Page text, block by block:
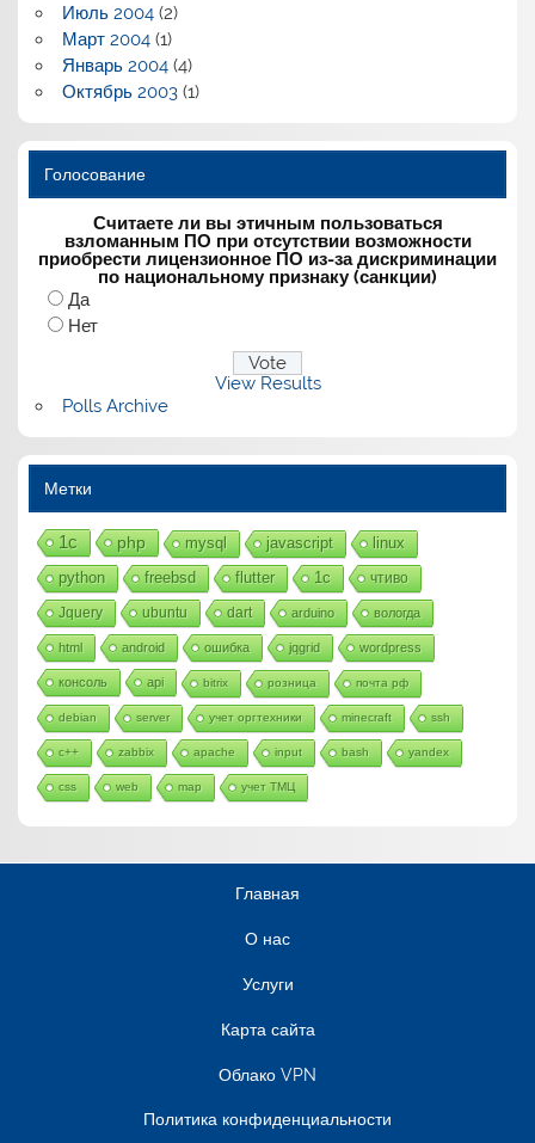
Июль 2004(2)
Март 2004(1)
Январь 2004(4)
Октябрь 2003(1)
Голосование
Считаете ли вы этичным пользоваться
взломанным ПО при отсутствии возможности
приобрести лицензионное ПО из-за дискриминации
по национальному признаку (санкции)
Да
Нет
View Results
Polls Archive
Метки
1с php mysql javascript linux
python freebsd flutter 1c чтиво
Jquery ubuntu dart arduino вологда
html android ошибка jqgrid wordpress
консоль api bitrix розница почта рф
debian server учет оргтехники minecraft ssh
c++ zabbix apache input bash yandex
css web map учет ТМЦ
Главная
О нас
Услуги
Карта сайта
Облако VPN
Политика конфиденциальности